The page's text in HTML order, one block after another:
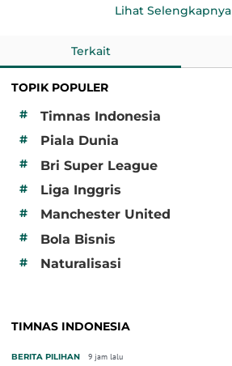
Lihat Selengkapnya
Terkait
TOPIK POPULER
#
Timnas Indonesia
# Piala Dunia
# Bri Super League
# Liga Inggris
# Manchester United
# Bola Bisnis
# Naturalisasi
TIMNAS INDONESIA
BERITA PILIHAN 9 jam lalu